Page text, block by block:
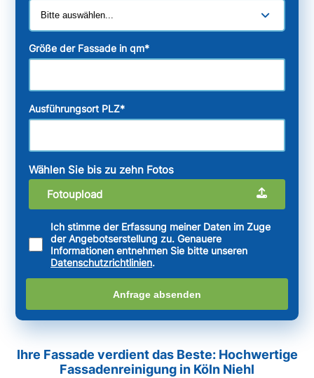
Größe der Fassade in qm*
Ausführungsort PLZ*
Wählen Sie bis zu zehn Fotos
Fotoupload
Ich stimme der Erfassung meiner Daten im Zuge
der Angebotserstellung zu. Genauere
Informationen entnehmen Sie bitte unseren
Datenschutzrichtlinien.
Anfrage absenden
Ihre Fassade verdient das Beste: Hochwertige
Fassadenreinigung in Köln Niehl